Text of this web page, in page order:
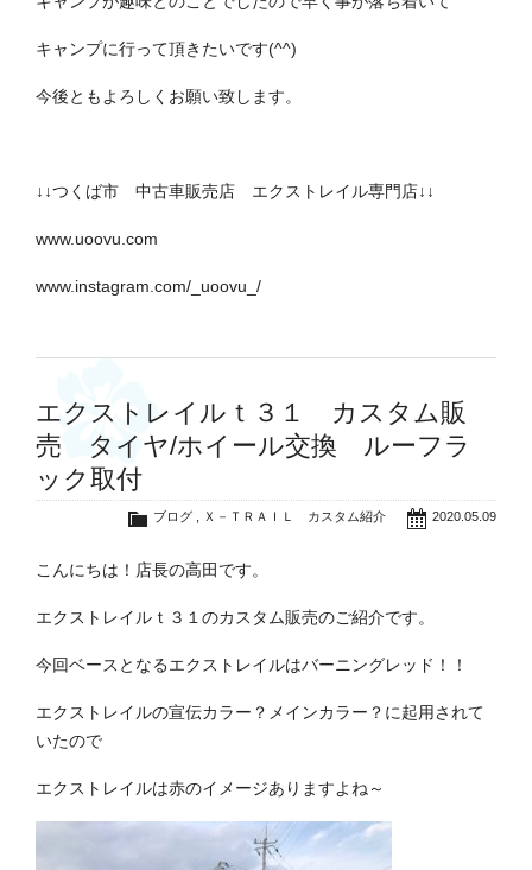
キャンプに行って頂きたいです(^^)
今後ともよろしくお願い致します。
↓↓つくば市 中古車販売店 エクストレイル専門店↓↓
www.uoovu.com
www.instagram.com/_uoovu_/
エクストレイルｔ３１ カスタム販
売 タイヤ/ホイール交換 ルーフラ
ック取付
2020.05.09
ブログ Ｘ－ＴＲＡＩＬ カスタム紹介
こんにちは！店長の高田です。
エクストレイルｔ３１のカスタム販売のご紹介です。
今回ベースとなるエクストレイルはバーニングレッド！！
エクストレイルの宣伝カラー？メインカラー？に起用されて
いたので
エクストレイルは赤のイメージありますよね～